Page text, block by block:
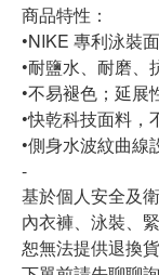
商品特性：
•NIKE 專利泳裝
•耐鹽水、耐磨、
•不易褪色；延展
•快乾科技面料，
•側身水波紋曲線
-
基於個人安全及
內衣褲、泳裝、
恕無法提供退換